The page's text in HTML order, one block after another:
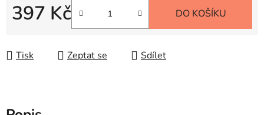
397 Kč DO KOŠÍKU
Tisk Zeptat se Sdílet